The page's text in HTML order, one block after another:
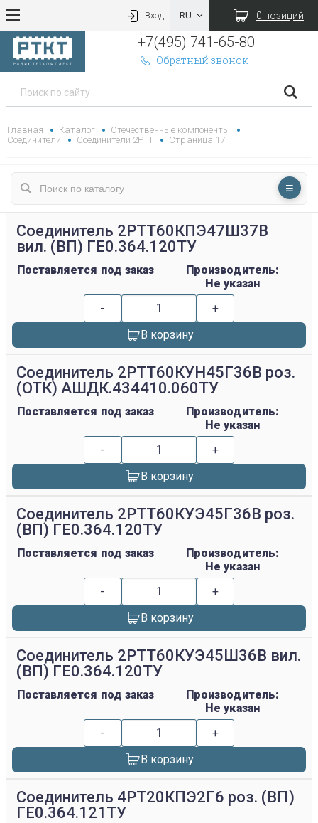
Вход 0 позиций
+7(495) 741-65-80
Обратный звонок
Главная Каталог
Отечественные компоненты
Соединители
Соединители 2РТТ Страница 17
Соединитель 2РТТ60КПЭ47Ш37В
вил. (ВП) ГЕ0.364.120ТУ
Поставляется под заказ
Производитель:
Не указан
-
+
В корзину
Соединитель 2РТТ60КУН45Г36В роз.
(ОТК) АШДК.434410.060ТУ
Поставляется под заказ
Производитель:
Не указан
-
+
В корзину
Соединитель 2РТТ60КУЭ45Г36В роз.
(ВП) ГЕ0.364.120ТУ
Поставляется под заказ
Производитель:
Не указан
-
+
В корзину
Соединитель 2РТТ60КУЭ45Ш36В вил.
(ВП) ГЕ0.364.120ТУ
Поставляется под заказ
Производитель:
Не указан
-
+
В корзину
Соединитель 4РТ20КПЭ2Г6 роз. (ВП)
ГЕ0.364.121ТУ